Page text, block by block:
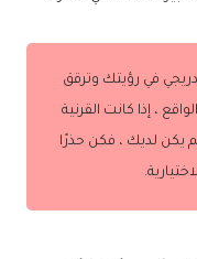
في رؤيتك وترقق
، إذا كانت القرنية
يكن لديك ، فكن حذرًا